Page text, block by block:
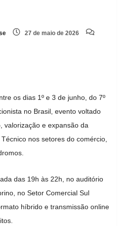
27 de maio de 2026
os dias 1º e 3 de junho, do 7º
no Brasil, evento voltado
valorização e expansão da
nos setores do comércio,
das 19h às 22h, no auditório
no Setor Comercial Sul
híbrido e transmissão online